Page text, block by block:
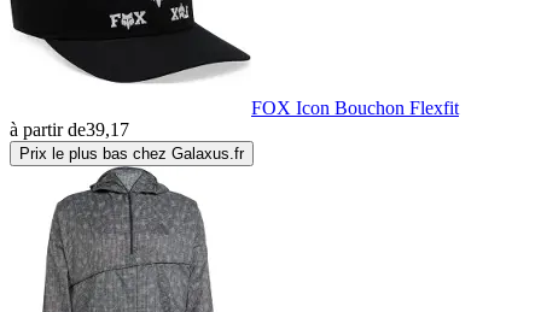
FOX Icon Bouchon Flexfit
à partir de39,17
Prix le plus bas chez Galaxus.fr